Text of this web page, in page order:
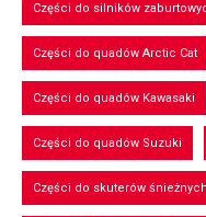
Części do silników
Części do quadów Arctic Cat
Części do quadów Kawasaki
Części do quadów Suzuki
Części do skuterów